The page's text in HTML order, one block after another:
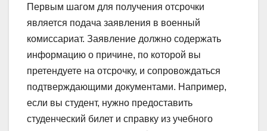
Первым шагом для получения отсрочки
является подача заявления в военный
комиссариат. Заявление должно содержать
информацию о причине, по которой вы
претендуете на отсрочку, и сопровождаться
подтверждающими документами. Например,
если вы студент, нужно предоставить
студенческий билет и справку из учебного